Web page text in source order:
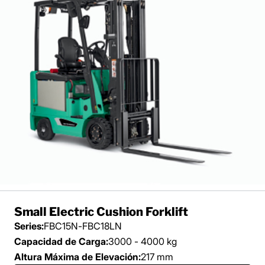
Small Electric Cushion Forklift
Series:FBC15N-FBC18LN
Capacidad de Carga:3000 - 4000 kg
Altura Máxima de Elevación:217 mm